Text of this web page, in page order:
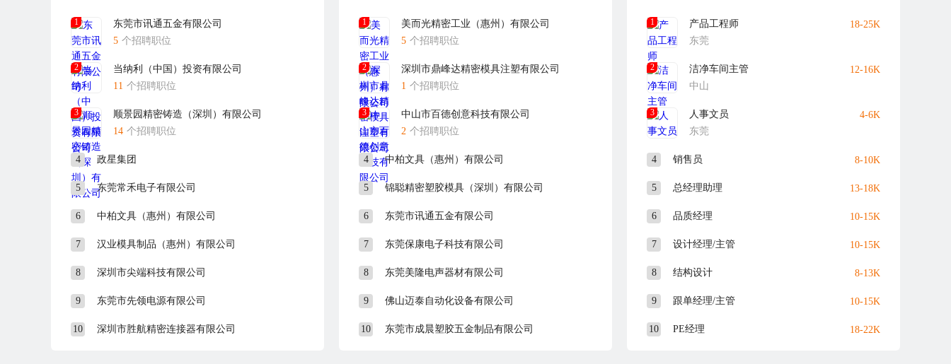
请求职者通过卓博人才网招聘系统应聘本公司的职位，或者通过本公司在智通人才网上留下的联系方式与本公司联系，本公司不会在本公司所在地以外地点对求职者进行面试，请悉知。
1
东莞市讯通五金有限公司
5 个招聘职位
2
当纳利（中国）投资有限公司
11 个招聘职位
3
顺景园精密铸造（深圳）有限公司
14 个招聘职位
4 政星集团
5 东莞常禾电子有限公司
6 中柏文具（惠州）有限公司
7 汉业模具制品（惠州）有限公司
8 深圳市尖端科技有限公司
9 东莞市先领电源有限公司
10 深圳市胜航精密连接器有限公司
1
美而光精密工业（惠州）有限公司
5 个招聘职位
2
深圳市鼎峰达精密模具注塑有限公司
1 个招聘职位
3
中山市百德创意科技有限公司
2 个招聘职位
4 中柏文具（惠州）有限公司
5 锦聪精密塑胶模具（深圳）有限公司
6 东莞市讯通五金有限公司
7 东莞保康电子科技有限公司
8 东莞美隆电声器材有限公司
9 佛山迈泰自动化设备有限公司
10 东莞市成晨塑胶五金制品有限公司
1
产品工程师
东莞
18-25K
2
洁净车间主管
中山
12-16K
3
人事文员
东莞
4-6K
4 销售员 8-10K
5 总经理助理 13-18K
6 品质经理 10-15K
7 设计经理/主管 10-15K
8 结构设计 8-13K
9 跟单经理/主管 10-15K
10 PE经理 18-22K